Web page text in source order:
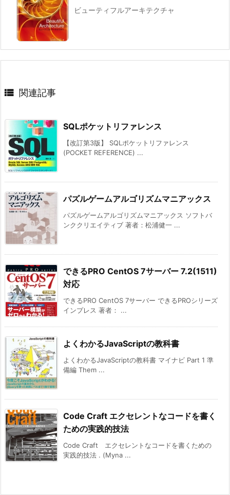
ビューティフルアーキテクチャ
 関連記事
SQLポケットリファレンス
【改訂第3版】 SQLポケットリファレンス
(POCKET REFERENCE) ...
パズルゲームアルゴリズムマニアックス
パズルゲームアルゴリズムマニアックス ソフトバ
ンククリエイティブ 著者：松浦健一 ...
できるPRO CentOS 7サーバー 7.2(1511)
対応
できるPRO CentOS 7サーバー できるPROシリーズ
インプレス 著者： ...
よくわかるJavaScriptの教科書
よくわかるJavaScriptの教科書 マイナビ Part 1 準
備編 Them ...
Code Craft エクセレントなコードを書く
ための実践的技法
Code Craft エクセレントなコードを書くための
実践的技法 . (Myna ...